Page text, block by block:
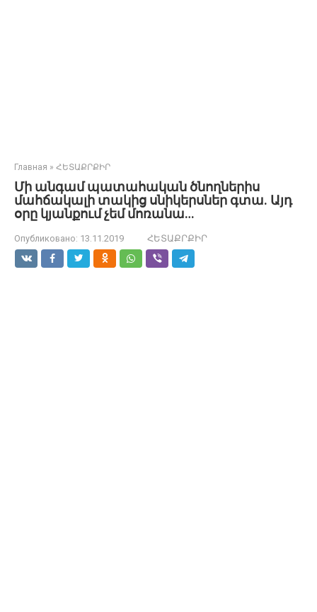
Главная » ՀԵՏԱՔՐՔԻՐ
Մի անգամ պատահական ծնողներիս
մահճակալի տակից սնիկերսներ գտա. Այդ
օրը կյանքում չեմ մոռանա…
Опубликовано: 13.11.2019 ՀԵՏԱՔՐՔԻՐ